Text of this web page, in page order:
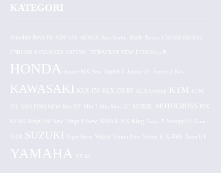
KATEGORI
Absolute Revo Fit ADV 150 AEROX CB150R Old K15
CBR150R K45G/K45N CRF150L DTRACKER NEW F1ZR/Vega R
HONDA Jupiter MX New Jupiter Z
KAWASAKI KLX 150 KLX 150 BF KLX Gordon KTM KTM
250 MIO FINO NEW Mio GT Mio J Mio Soul GT MOBIL MOTOCROSS MX
KING Ninja 250 New Ninja R New NMAX RX King Satria F Scoopy FI Sonic
150R SUZUKI Tiger Revo Vixion Vixion New Vixion R X-Ride Xeon GT
YAMAHA YZ 85